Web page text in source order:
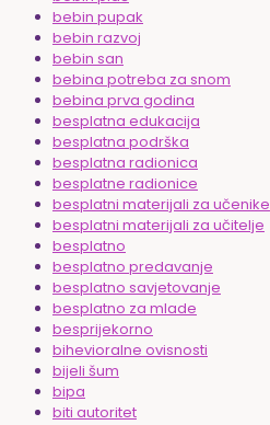
bebin pupak
bebin razvoj
bebin san
bebina potreba za snom
bebina prva godina
besplatna edukacija
besplatna podrška
besplatna radionica
besplatne radionice
besplatni materijali za učenike
besplatni materijali za učitelje
besplatno
besplatno predavanje
besplatno savjetovanje
besplatno za mlade
besprijekorno
bihevioralne ovisnosti
bijeli šum
bipa
biti autoritet